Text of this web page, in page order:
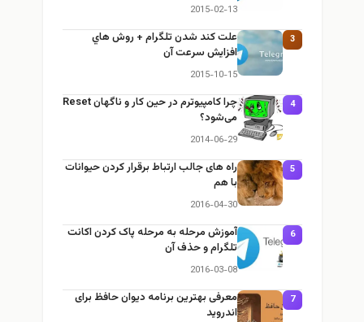
2015-02-13
3
علت كند شدن تلگرام + روش هاي
افزايش سرعت آن
2015-10-15
4
چرا كامپيوترم در حين كار و ناگهان Reset
می‌شود؟
2014-06-29
5
راه های جالب ارتباط برقرار کردن حیوانات
با هم
2016-04-30
6
آموزش مرحله به مرحله پاک کردن اکانت
تلگرام و حذف آن
2016-03-08
7
معرفی بهترین برنامه دیوان حافظ برای
اندروید